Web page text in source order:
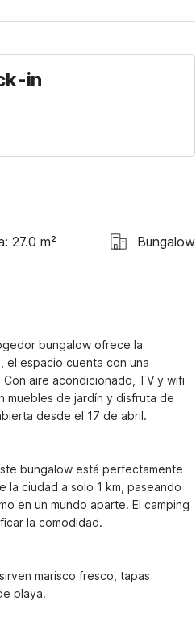
in
27.0 m² Bungalow
bungalow ofrece la
el espacio cuenta con una
aire acondicionado, TV y wifi
muebles de jardín y disfruta de
desde el 17 de abril.
bungalow está perfectamente
ciudad a solo 1 km, paseando
en un mundo aparte. El camping
la comodidad.
marisco fresco, tapas
playa.